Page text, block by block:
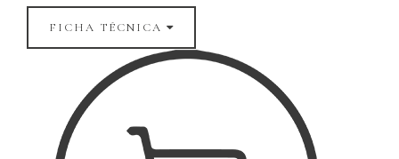
FICHA TÉCNICA